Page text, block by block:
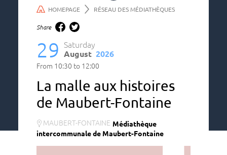
HOMEPAGE RÉSEAU DES MÉDIATHÈQUES
Share
La malle aux histoires
de Maubert-Fontaine
MAUBERT-FONTAINE Médiathèque
intercommunale de Maubert-Fontaine
Saturday
29 August 2026
From 10:30 to 12:00